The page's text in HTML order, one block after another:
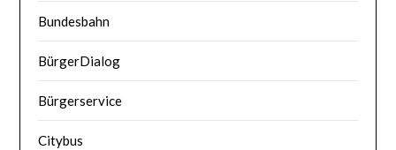
Bundesbahn
BürgerDialog
Bürgerservice
Citybus